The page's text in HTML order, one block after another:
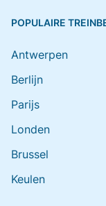
POPULAIRE
Antwerpen
Berlijn
Parijs
Londen
Brussel
Keulen